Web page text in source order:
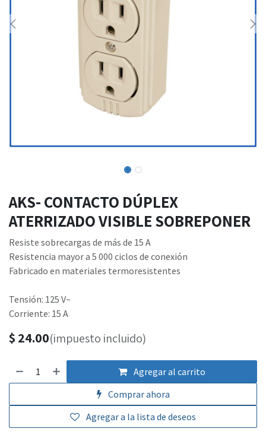
AKS- CONTACTO DÚPLEX
ATERRIZADO VISIBLE SOBREPONER
Resiste sobrecargas de más de 15 A
Resistencia mayor a 5 000 ciclos de conexión
Fabricado en materiales termoresistentes
Tensión: 125 V~
Corriente: 15 A
$ 24.00(impuesto incluido)
Agregar al carrito
Comprar ahora
Agregar a la lista de deseos